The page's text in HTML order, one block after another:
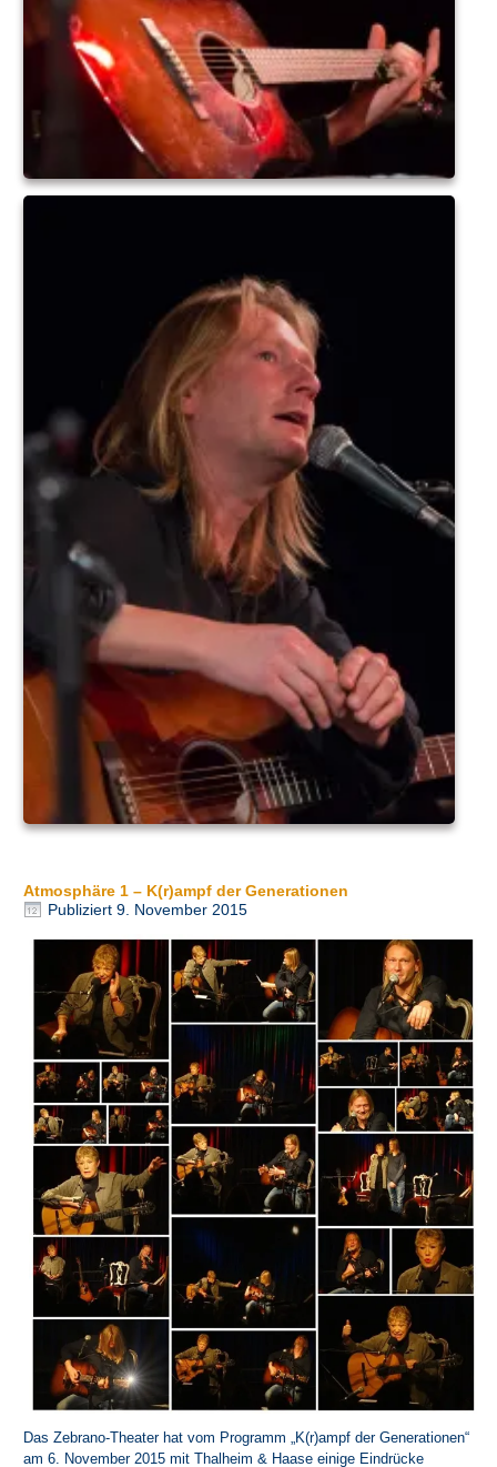
Atmosphäre 1 – K(r)ampf der Generationen
Publiziert 9. November 2015
Das Zebrano-Theater hat vom Programm „K(r)ampf der Generationen“
am 6. November 2015 mit Thalheim & Haase einige Eindrücke